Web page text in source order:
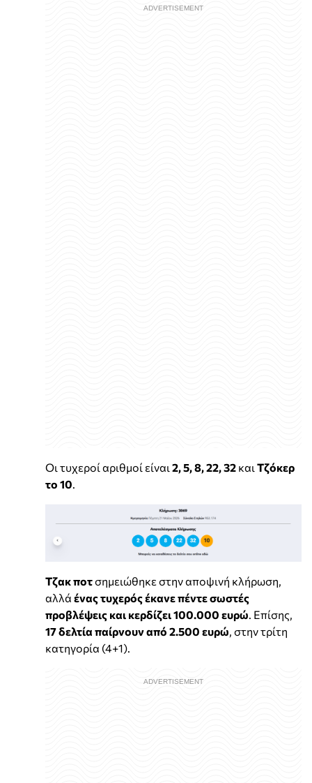
Οι τυχεροί αριθμοί είναι 2, 5, 8, 22, 32 και Τζόκερ
το 10
Τζακ ποτσημειώθηκε στην αποψινή κλήρωση,
αλλά ένας τυχερός έκανε πέντε σωστές
προβλέψεις και κερδίζει 100.000 ευρώ. Επίσης,
17 δελτία παίρνουν από 2.500 ευρώ, στην τρίτη
κατηγορία (4+1).